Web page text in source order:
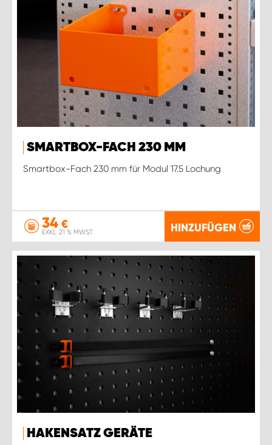
SMARTBOX-FACH 230 MM
Smartbox-Fach 230 mm für Modul 17.5 Lochung
34 €
EXKL. 21 % MWST. HINZUFÜGEN
HAKENSATZ GERÄTE